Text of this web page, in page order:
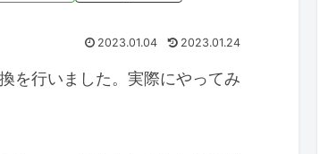
2023.01.04 2023.01.24
を行いました。実際にやってみ